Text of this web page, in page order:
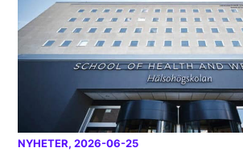
NYHETER, 2026-06-25